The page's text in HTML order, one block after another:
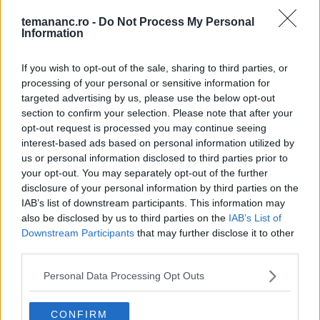
temananc.ro - Do Not Process My Personal
Information
If you wish to opt-out of the sale, sharing to third parties, or
processing of your personal or sensitive information for
targeted advertising by us, please use the below opt-out
section to confirm your selection. Please note that after your
opt-out request is processed you may continue seeing
interest-based ads based on personal information utilized by
us or personal information disclosed to third parties prior to
your opt-out. You may separately opt-out of the further
disclosure of your personal information by third parties on the
IAB’s list of downstream participants. This information may
also be disclosed by us to third parties on the IAB’s List of
Downstream Participants that may further disclose it to other
Personal Data Processing Opt Outs
CONFIRM
1 Frigărui cu sos Tzatziki
2 Dovlecei Condimentati Si Iaurt Cu Curry
3
Top 5 alimente care pot favoriza aparitia
acneei
4
Pastă de fasole - 5 rețete rapide și
sănătoase
5 Ochelari Cu Capsuni Si Cocos